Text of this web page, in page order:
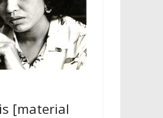
[material